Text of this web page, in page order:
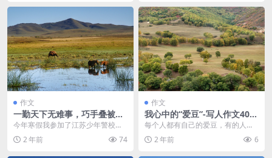
作文
一勤天下无难事，巧手叠被重
坚持-记叙文1200字 高一作文
范文
今年寒假我参加了江苏少年警校冬
令营，这是我第一次离开家，离开
爸爸妈妈，独自生活。...
2 年前 74
作文
我心中的“爱豆”-写人作文400
字 五年级作文范文
每个人都有自己的爱豆，有的人的
爱豆是歌坛明星，有的人的爱豆是
足球大神，还有的人的...
2 年前 6